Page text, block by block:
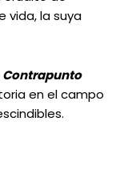
vida, la suya
Contrapunto
en el campo